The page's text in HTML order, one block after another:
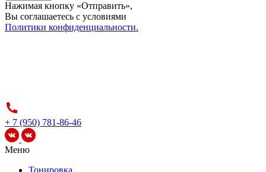
Нажимая кнопку «Отправить»,
Вы соглашаетесь c условиями
Политики конфиденциальности.
+ 7 (950) 781-86-46
Меню
Тонировка